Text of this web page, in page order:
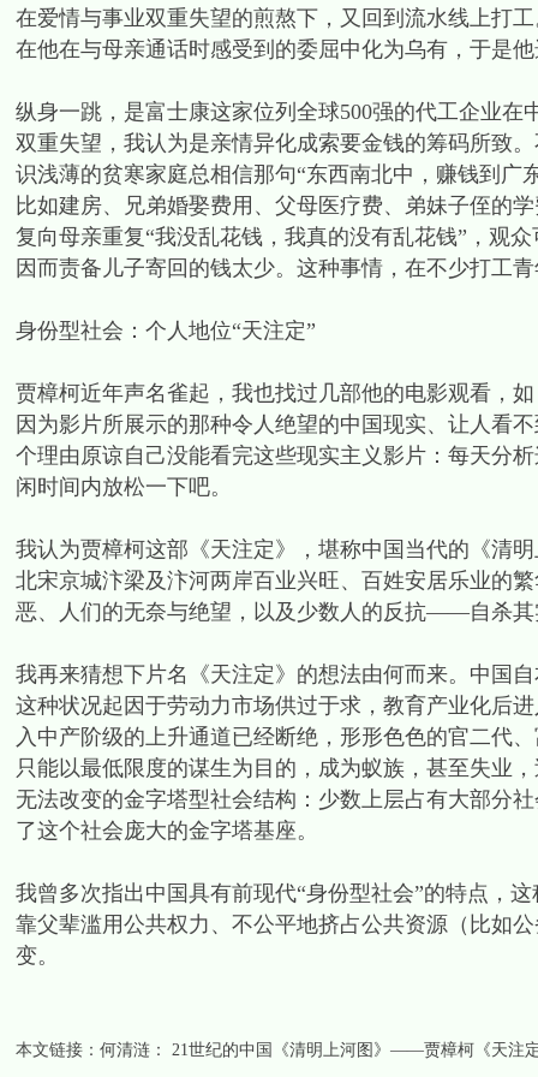
在爱情与事业双重失望的煎熬下，又回到流水线上打
在他在与母亲通话时感受到的委屈中化为乌有，于是
纵身一跳，是富士康这家位列全球500强的代工企业
双重失望，我认为是亲情异化成索要金钱的筹码所致
识浅薄的贫寒家庭总相信那句“东西南北中，赚钱到
比如建房、兄弟婚娶费用、父母医疗费、弟妹子侄的
复向母亲重复“我没乱花钱，我真的没有乱花钱”，观
因而责备儿子寄回的钱太少。这种事情，在不少打工
身份型社会：个人地位“天注定”
贾樟柯近年声名雀起，我也找过几部他的电影观看，
因为影片所展示的那种令人绝望的中国现实、让人看
个理由原谅自己没能看完这些现实主义影片：每天分
闲时间内放松一下吧。
我认为贾樟柯这部《天注定》，堪称中国当代的《清
北宋京城汴梁及汴河两岸百业兴旺、百姓安居乐业的
恶、人们的无奈与绝望，以及少数人的反抗——自杀其
我再来猜想下片名《天注定》的想法由何而来。中国
这种状况起因于劳动力市场供过于求，教育产业化后
入中产阶级的上升通道已经断绝，形形色色的官二代
只能以最低限度的谋生为目的，成为蚁族，甚至失业
无法改变的金字塔型社会结构：少数上层占有大部分
了这个社会庞大的金字塔基座。
我曾多次指出中国具有前现代“身份型社会”的特点，
靠父辈滥用公共权力、不公平地挤占公共资源（比如
变。
本文链接： 何清涟： 21世纪的中国《清明上河图》——贾樟柯《天注